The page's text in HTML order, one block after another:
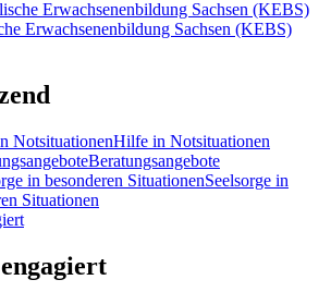
Erwachsenenbildung Sachsen (KEBS)
Hilfe in Notsituationen
Beratungsangebote
Seelsorge in
Situationen